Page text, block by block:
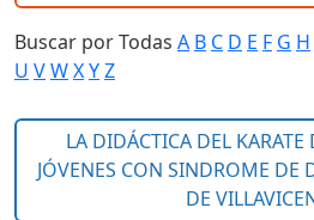
Buscar por Todas A B C D E F G H
U VWXYZ